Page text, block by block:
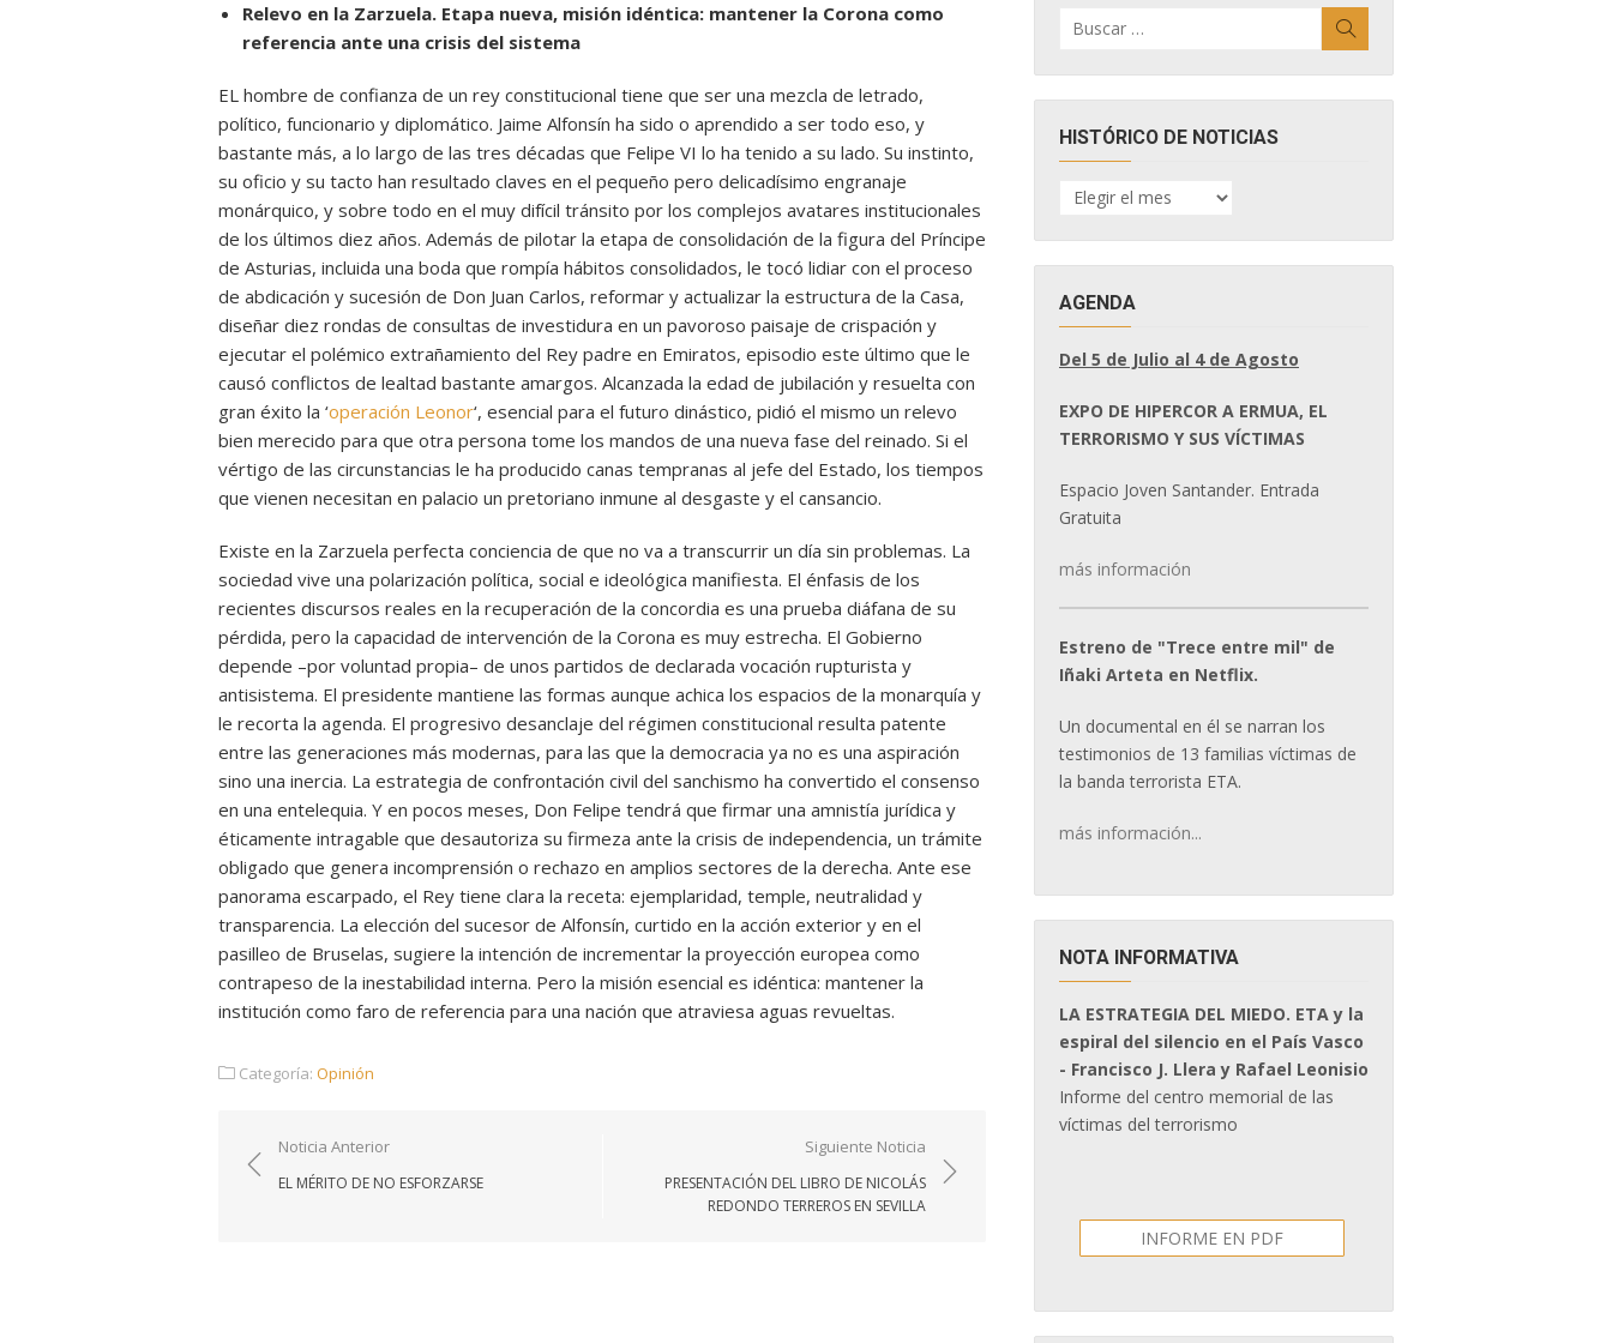
Relevo en la Zarzuela. Etapa nueva, misión idéntica: mantener la Corona como
referencia ante una crisis del sistema
EL hombre de confianza de un rey constitucional tiene que ser una mezcla de letrado,
político, funcionario y diplomático. Jaime Alfonsín ha sido o aprendido a ser todo eso, y
bastante más, a lo largo de las tres décadas que Felipe VI lo ha tenido a su lado. Su instinto,
su oficio y su tacto han resultado claves en el pequeño pero delicadísimo engranaje
monárquico, y sobre todo en el muy difícil tránsito por los complejos avatares institucionales
de los últimos diez años. Además de pilotar la etapa de consolidación de la figura del Príncipe
de Asturias, incluida una boda que rompía hábitos consolidados, le tocó lidiar con el proceso
de abdicación y sucesión de Don Juan Carlos, reformar y actualizar la estructura de la Casa,
diseñar diez rondas de consultas de investidura en un pavoroso paisaje de crispación y
ejecutar el polémico extrañamiento del Rey padre en Emiratos, episodio este último que le
causó conflictos de lealtad bastante amargos. Alcanzada la edad de jubilación y resuelta con
gran éxito la ‘operación Leonor‘, esencial para el futuro dinástico, pidió el mismo un relevo
bien merecido para que otra persona tome los mandos de una nueva fase del reinado. Si el
vértigo de las circunstancias le ha producido canas tempranas al jefe del Estado, los tiempos
que vienen necesitan en palacio un pretoriano inmune al desgaste y el cansancio.
Existe en la Zarzuela perfecta conciencia de que no va a transcurrir un día sin problemas. La
sociedad vive una polarización política, social e ideológica manifiesta. El énfasis de los
recientes discursos reales en la recuperación de la concordia es una prueba diáfana de su
pérdida, pero la capacidad de intervención de la Corona es muy estrecha. El Gobierno
depende –por voluntad propia– de unos partidos de declarada vocación rupturista y
antisistema. El presidente mantiene las formas aunque achica los espacios de la monarquía y
le recorta la agenda. El progresivo desanclaje del régimen constitucional resulta patente
entre las generaciones más modernas, para las que la democracia ya no es una aspiración
sino una inercia. La estrategia de confrontación civil del sanchismo ha convertido el consenso
en una entelequia. Y en pocos meses, Don Felipe tendrá que firmar una amnistía jurídica y
éticamente intragable que desautoriza su firmeza ante la crisis de independencia, un trámite
obligado que genera incomprensión o rechazo en amplios sectores de la derecha. Ante ese
panorama escarpado, el Rey tiene clara la receta: ejemplaridad, temple, neutralidad y
transparencia. La elección del sucesor de Alfonsín, curtido en la acción exterior y en el
pasilleo de Bruselas, sugiere la intención de incrementar la proyección europea como
contrapeso de la inestabilidad interna. Pero la misión esencial es idéntica: mantener la
institución como faro de referencia para una nación que atraviesa aguas revueltas.
Categoría: Opinión
Navegación
de
Noticia Anterior
EL MÉRITO DE NO ESFORZARSE
Siguiente Noticia
PRESENTACIÓN DEL LIBRO DE NICOLÁS
REDONDO TERREROS EN SEVILLA
por:
HISTÓRICO DE NOTICIAS
HISTÓRICO
DE
AGENDA
Del 5 de Julio al 4 de Agosto
EXPO DE HIPERCOR A ERMUA, EL
TERRORISMO Y SUS VÍCTIMAS
Espacio Joven Santander. Entrada
Gratuita
más información
Estreno de "Trece entre mil" de
Iñaki Arteta en Netflix.
Un documental en él se narran los
testimonios de 13 familias víctimas de
la banda terrorista ETA.
más información...
NOTA INFORMATIVA
LA ESTRATEGIA DEL MIEDO. ETA y la
espiral del silencio en el País Vasco
- Francisco J. Llera y Rafael Leonisio
Informe del centro memorial de las
víctimas del terrorismo
INFORME EN PDF